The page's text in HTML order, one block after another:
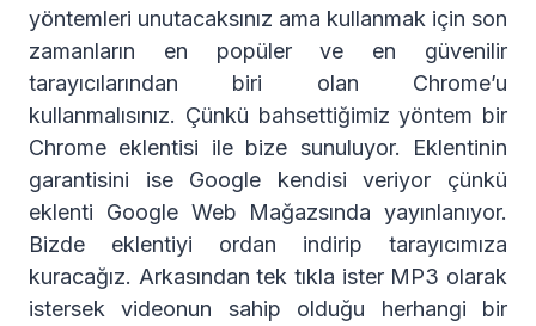
yöntemleri unutacaksınız ama kullanmak için son
zamanların en popüler ve en güvenilir
tarayıcılarından biri olan Chrome’u
kullanmalısınız. Çünkü bahsettiğimiz yöntem bir
Chrome eklentisi ile bize sunuluyor. Eklentinin
garantisini ise Google kendisi veriyor çünkü
eklenti Google Web Mağazsında yayınlanıyor.
Bizde eklentiyi ordan indirip tarayıcımıza
kuracağız. Arkasından tek tıkla ister MP3 olarak
istersek videonun sahip olduğu herhangi bir